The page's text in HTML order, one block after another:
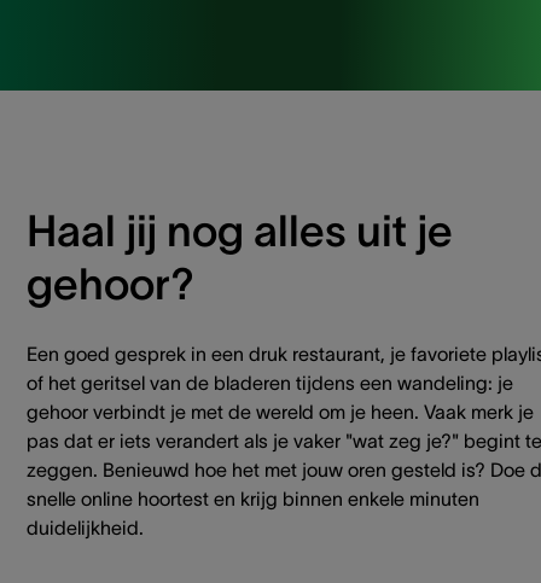
Haal jij nog alles uit je
gehoor?
Een goed gesprek in een druk restaurant, je favoriete
of het geritsel van de bladeren tijdens een wandeling: je
gehoor verbindt je met de wereld om je heen. Vaak merk je
pas dat er iets verandert als je vaker "wat zeg je?" begint te
zeggen. Benieuwd hoe het met jouw oren gesteld is? Doe
snelle online hoortest en krijg binnen enkele minuten
duidelijkheid.